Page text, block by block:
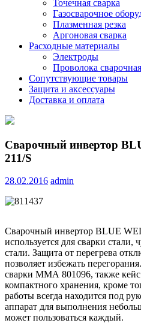
Точечная сварка
Газосварочное
Плазменная резка
Аргоновая сварка
Расходные материалы
Электроды
Проволока сварочная
Сопутствующие товары
Защита и аксессуары
Доставка и оплата
Сварочный инвертор
211/S
28.02.2016 admin
Сварочный инвертор BLUE
используется для сварки
стали. Защита от перегрева
позволяет избежать
сварки ММА 801096, также кейс
компактного хранения, кроме
работы всегда находится под
аппарат для выполнения
может пользоваться каждый.